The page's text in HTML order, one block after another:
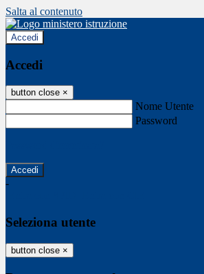
Salta al contenuto
Accedi
Accedi
button close ×
Nome Utente
Password
-
Seleziona utente
button close ×